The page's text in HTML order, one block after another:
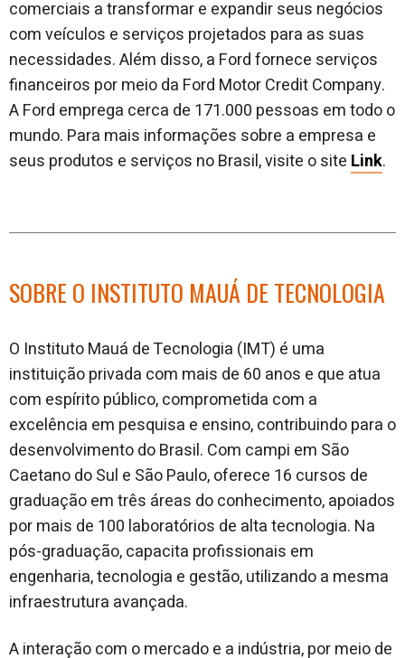
comerciais a transformar e expandir seus negócios
com veículos e serviços projetados para as suas
necessidades. Além disso, a Ford fornece serviços
financeiros por meio da Ford Motor Credit Company.
A Ford emprega cerca de 171.000 pessoas em todo o
mundo. Para mais informações sobre a empresa e
seus produtos e serviços no Brasil, visite o site Link.
SOBRE O INSTITUTO MAUÁ DE TECNOLOGIA
O Instituto Mauá de Tecnologia (IMT) é uma
instituição privada com mais de 60 anos e que atua
com espírito público, comprometida com a
excelência em pesquisa e ensino, contribuindo para o
desenvolvimento do Brasil. Com campi em São
Caetano do Sul e São Paulo, oferece 16 cursos de
graduação em três áreas do conhecimento, apoiados
por mais de 100 laboratórios de alta tecnologia. Na
pós-graduação, capacita profissionais em
engenharia, tecnologia e gestão, utilizando a mesma
infraestrutura avançada.
A interação com o mercado e a indústria, por meio de